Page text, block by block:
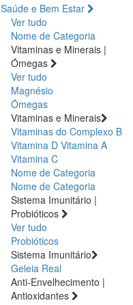
Saúde e Bem Estar
Ver tudo
Nome de Categoria
Vitaminas e Minerais |
Ómegas
Ver tudo
Magnésio
Ómegas
Vitaminas e Minerais
Vitaminas do Complexo B
Vitamina D Vitamina A
Vitamina C
Nome de Categoria
Nome de Categoria
Sistema Imunitário |
Probióticos
Ver tudo
Probióticos
Sistema Imunitário
Geleia Real
Anti-Envelhecimento |
Antioxidantes